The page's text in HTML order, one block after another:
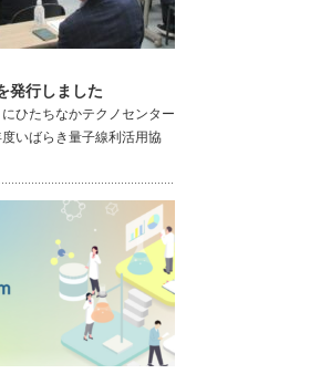
発行しました
ひたちなかテクノセンター
いばらき量子線利活用協